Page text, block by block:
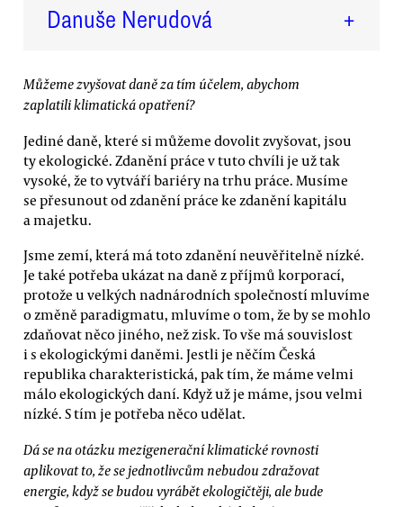
Danuše Nerudová +
Můžeme zvyšovat daně za tím účelem, abychom
zaplatili klimatická opatření?
Jediné daně, které si můžeme dovolit zvyšovat, jsou
ty ekologické. Zdanění práce v tuto chvíli je už tak
vysoké, že to vytváří bariéry na trhu práce. Musíme
se přesunout od zdanění práce ke zdanění kapitálu
a majetku.
Jsme zemí, která má toto zdanění neuvěřitelně nízké.
Je také potřeba ukázat na daně z příjmů korporací,
protože u velkých nadnárodních společností mluvíme
o změně paradigmatu, mluvíme o tom, že by se mohlo
zdaňovat něco jiného, než zisk. To vše má souvislost
i s ekologickými daněmi. Jestli je něčím Česká
republika charakteristická, pak tím, že máme velmi
málo ekologických daní. Když už je máme, jsou velmi
nízké. S tím je potřeba něco udělat.
Dá se na otázku mezigenerační klimatické rovnosti
aplikovat to, že se jednotlivcům nebudou zdražovat
energie, když se budou vyrábět ekologičtěji, ale bude